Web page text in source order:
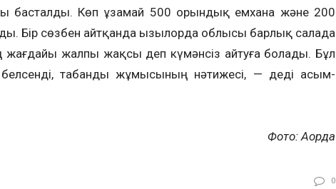
басталды. Көп ұзамай 500 орындық емхана және 200
Бір сөзбен айтқанда Қызылорда облысы барлық салада
жалпы жақсы деп күмәнсіз айтуға болады. Бұл
табанды жұмысының нәтижесі, — деді Қасым-
Фото: Ақорда
0